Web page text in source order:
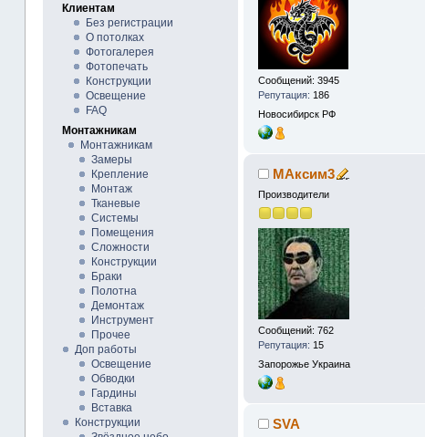
Клиентам
Без регистрации
О потолках
Фотогалерея
Фотопечать
Конструкции
Освещение
FAQ
Монтажникам
Монтажникам
Замеры
Крепление
Монтаж
Тканевые
Системы
Помещения
Сложности
Конструкции
Браки
Полотна
Демонтаж
Инструмент
Прочее
Доп работы
Освещение
Обводки
Гардины
Вставка
Конструкции
Сообщений: 3945
Репутация: 186
Новосибирск РФ
МАксим3
Производители
Сообщений: 762
Репутация: 15
Запорожье Украина
SVA